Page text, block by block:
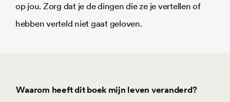
op jou. Zorg dat je de dingen die ze je vertellen of
hebben verteld niet gaat geloven.
Waarom heeft dit boek mijn leven veranderd?